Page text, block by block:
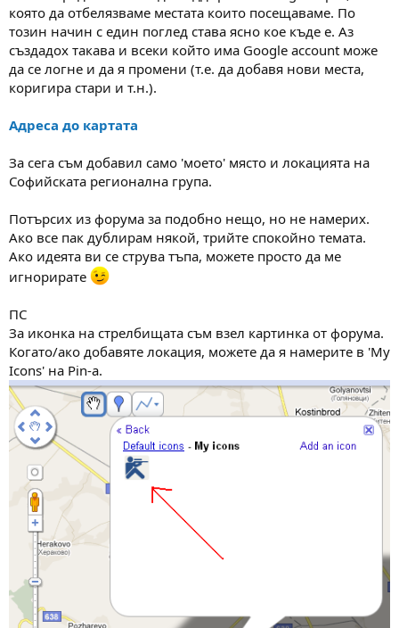
която да отбелязваме местата които посещаваме. По
тозин начин с един поглед става ясно кое къде е. Аз
създадох такава и всеки който има Google account може
да се логне и да я промени (т.е. да добавя нови места,
коригира стари и т.н.).
Адреса до картата
За сега съм добавил само 'моето' място и локацията на
Софийската регионална група.
Потърсих из форума за подобно нещо, но не намерих.
Ако все пак дублирам някой, трийте спокойно темата.
Ако идеята ви се струва тъпа, можете просто да ме
игнорирате
ПС
За иконка на стрелбищата съм взел картинка от форума.
Когато/ако добавяте локация, можете да я намерите в 'My
Icons' на Pin-а.